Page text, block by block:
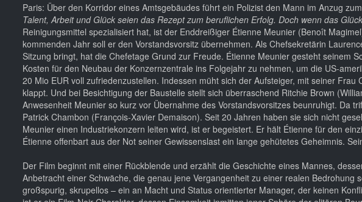
Paris: Über den Korridor eines Amtsgebäudes führt ein Polizist den Mann im Anzug
Talent, Arbeit und Glück seien das Rezept zum beruflichen Erfolg. Doch wenn das
Reinigungsmittel spezialisiert hat, ist der Enddreißiger Étienne Meunier (Benoît
kommenden Jahr soll er den Vorstandsvorsitz übernehmen. Als Chefsekretärin
Sitzung bringt, hat die Chefetage Grund zur Freude. Étienne Meunier gesteht seinem
Kosten für den Neubau der Konzernzentrale ins Folgejahr zu nehmen, um die US-
20 Mio EUR voll zufriedenzustellen. Indessen müht sich der Aufsteiger, mit seiner
klappt. Und bei Besichtigung der Baustelle stellt sich überraschend Ritchie Brown
Anwesenheit Meunier so kurz vor Übernahme des Vorstandsvorsitzes beunruhigt. Da
Patrick Chambon (François-Xavier Demaison). Seit 20 Jahren haben sie sich nicht
Meunier einen Industriekonzern leiten wird, ist er begeistert. Er hält Étienne für den
Étienne offenbart aus der Not seiner Gewissenslast ein lange gehütetes Geheimnis.
Der Film beginnt mit einer Rückblende und erzählt die Geschichte eines Mannes,
Anbetracht einer Schwäche, die genau jene Vergangenheit zu einer realen
großspurig, skrupellos – ein an Macht und Status orientierter Manager, der keinen